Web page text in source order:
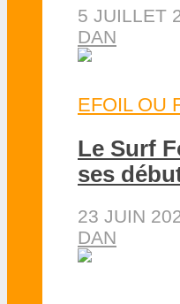
5 JUILLET
DAN
EFOIL OU
Le Surf
ses
23 JUIN
DAN